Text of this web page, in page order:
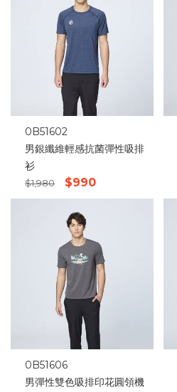
0B51602
男銀纖維輕感抗菌彈性吸排
衫
$1,980 $990
0B51606
男彈性雙色吸排印花圓領機